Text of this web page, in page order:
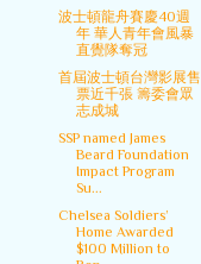
波士頓龍舟賽慶40週
年 華人青年會風暴
直覺隊奪冠
首屆波士頓台灣影展售
票近千張 籌委會眾
志成城
SSP named James
Beard Foundation
Impact Program
Su...
Chelsea Soldiers’
Home Awarded
$100 Million to